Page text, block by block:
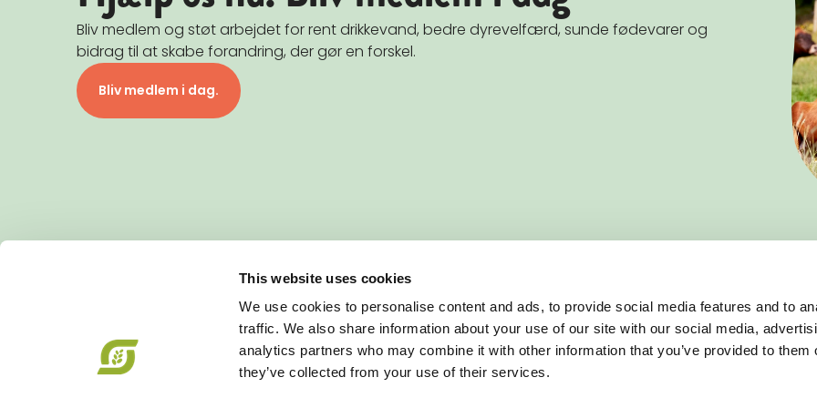
This website uses cookies
We use cookies to personalise content and ads, to provide social media features and to
traffic. We also share information about your use of our site with our social media,
analytics partners who may combine it with other information that you’ve provided to them
they’ve collected from your use of their services.
Bliv medlem og støt arbejdet for rent drikkevand, bedre dyrevelfærd, sunde fødevarer og
bidrag til at skabe forandring, der gør en forskel.
Bliv medlem i dag.
Økologisk Landsforening
Agro Food Park 26, 1 • 8200 Aarhus N
+45 87 32 27 00
info@okologi.dk
BLIV MEDLEM
Vær med i arbejdet for mere og bedre
økologi i Danmark
Bliv medlem af Økologisk